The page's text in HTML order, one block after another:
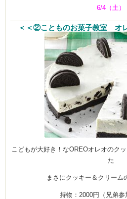
6/4（土）
＜＜②ことものお菓子教室 オ
こどもが大好き！なOREOオレオのク
た
まさにクッキー＆クリーム
持物：2000円（兄弟参